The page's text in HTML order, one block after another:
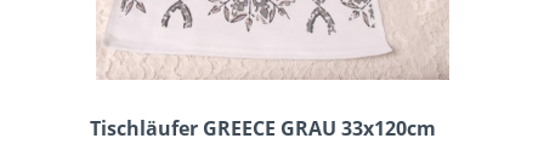
Tischläufer GREECE GRAU 33x120cm